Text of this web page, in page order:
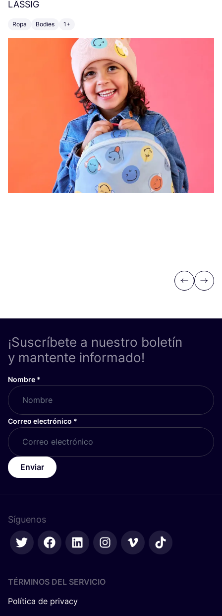
LÄSSIG
Ropa Bodies 1+
Previous
Next
¡Suscríbete a nuestro boletín
y mantente informado!
Nombre *
Correo electrónico *
Enviar
Síguenos
TÉRMINOS DEL SERVICIO
Política de privacy